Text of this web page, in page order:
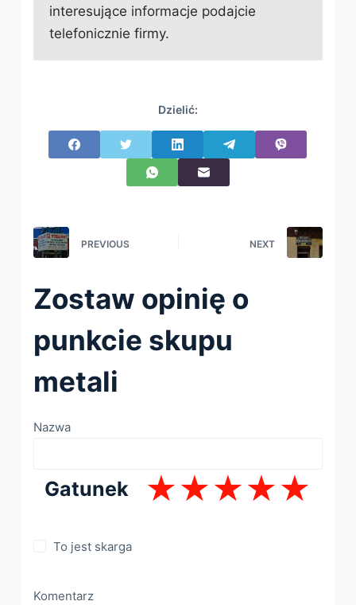
interesujące informacje podajcie
telefonicznie firmy.
Dzielić:
PREVIOUS NEXT
Zostaw opinię o
punkcie skupu
metali
Nazwa
Gatunek
To jest skarga
Komentarz